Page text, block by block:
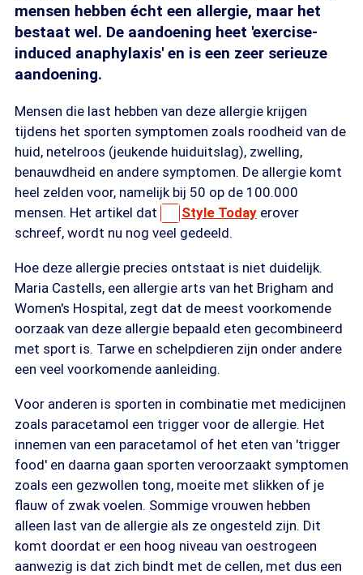
mensen hebben écht een allergie, maar het
bestaat wel. De aandoening heet 'exercise-
induced anaphylaxis' en is een zeer serieuze
aandoening.
Mensen die last hebben van deze allergie krijgen
tijdens het sporten symptomen zoals roodheid van de
huid, netelroos (jeukende huiduitslag), zwelling,
benauwdheid en andere symptomen. De allergie komt
heel zelden voor, namelijk bij 50 op de 100.000
mensen. Het artikel dat
Style Today erover
schreef, wordt nu nog veel gedeeld.
Hoe deze allergie precies ontstaat is niet duidelijk.
Maria Castells, een allergie arts van het Brigham and
Women's Hospital, zegt dat de meest voorkomende
oorzaak van deze allergie bepaald eten gecombineerd
met sport is. Tarwe en schelpdieren zijn onder andere
een veel voorkomende aanleiding.
Voor anderen is sporten in combinatie met medicijnen
zoals paracetamol een trigger voor de allergie. Het
innemen van een paracetamol of het eten van 'trigger
food' en daarna gaan sporten veroorzaakt symptomen
zoals een gezwollen tong, moeite met slikken of je
flauw of zwak voelen. Sommige vrouwen hebben
alleen last van de allergie als ze ongesteld zijn. Dit
komt doordat er een hoog niveau van oestrogeen
aanwezig is dat zich bindt met de cellen, met dus een